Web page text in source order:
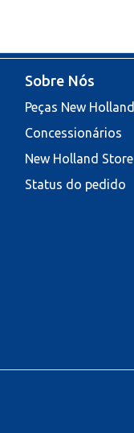
Sobre Nós
Peças New Holland
Concessionários
New Holland Store
Status do pedido